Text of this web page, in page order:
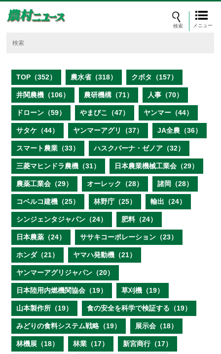
メニュー
TOP（352） 農水省（318） クボタ（157）
井関農機（106） 農研機構（71） 人事（70）
ドローン（59） やまびこ（47） ヤンマー（44）
サタケ（44） ヤンマーアグリ（37） JA全農（36）
スマート農業（33） ハスクバーナ・ゼノア（32）
三菱マヒンドラ農機（31） 日本農業機械工業会（29）
農薬工業会（29） オーレック（28） 諸岡（28）
コベルコ建機（25） 林野庁（25） 輸出（24）
シンジェンタジャパン（24） 肥料（24）
日本農薬（24） ササキコーポレーション（23）
ホンダ（21） ヤマハ発動機（21）
ヤンマーアグリジャパン（20）
日本陸用内燃機関協会（19） 草刈機（19）
山本製作所（19） 食の安全を科学で検証する（19）
みどりの食料システム戦略（19） 展示会（18）
林機展（18） 林業（17） 新宮商行（17）